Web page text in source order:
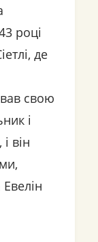
році
де
свою
і
він